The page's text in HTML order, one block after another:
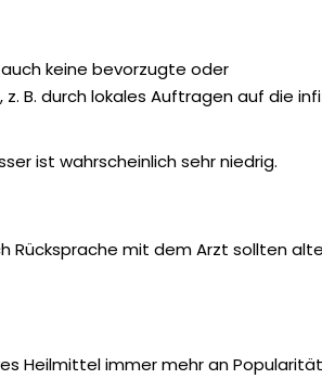
keine bevorzugte oder
B. durch lokales Auftragen auf die
ist wahrscheinlich sehr niedrig.
Rücksprache mit dem Arzt sollten
Heilmittel immer mehr an